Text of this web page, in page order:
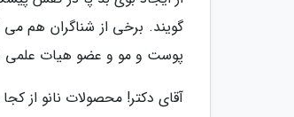
گویند. برخی از شناگران هم
پوست و مو و عضو هیات علمی
آقای دکتر! محصولات نانو از